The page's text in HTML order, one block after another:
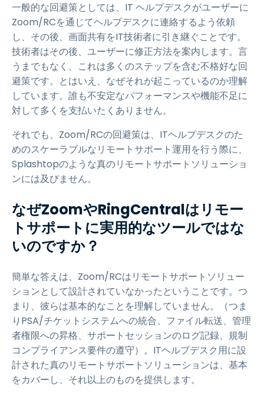
一般的な回避策としては、IT ヘルプデスクがユーザーに
Zoom/RCを通じてヘルプデスクに連絡するよう依頼
し、その後、画面共有をIT技術者に引き継ぐことです。
技術者はその後、ユーザーに修正方法を案内します。言
うまでもなく、これは多くのステップを含む不格好な回
避策です。とはいえ、なぜそれが起こっているのか理解
しています。誰も不安定なパフォーマンスや機能不足に
対して多くを支払いたくありません。
それでも、Zoom/RCの回避策は、ITヘルプデスクのた
めのスケーラブルなリモートサポート運用を行う際に、
Splashtopのような真のリモートサポートソリューショ
ンには及びません。
なぜZoomやRingCentralはリモー
トサポートに実用的なツールではな
いのですか？
簡単な答えは、Zoom/RCはリモートサポートソリュー
ションとして設計されていなかったということです。つ
まり、彼らは基本的なことを理解していません。（つま
りPSA/チケットシステムへの統合、ファイル転送、管理
者権限への昇格、サポートセッションのログ記録、規制
コンプライアンス要件の遵守）。ITヘルプデスク用に設
計された真のリモートサポートソリューションは、基本
をカバーし、それ以上のものを提供します。